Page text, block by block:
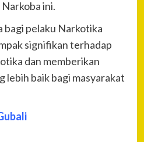
ini.
bagi pelaku Narkotika
signifikan terhadap
dan memberikan
lebih baik bagi masyarakat